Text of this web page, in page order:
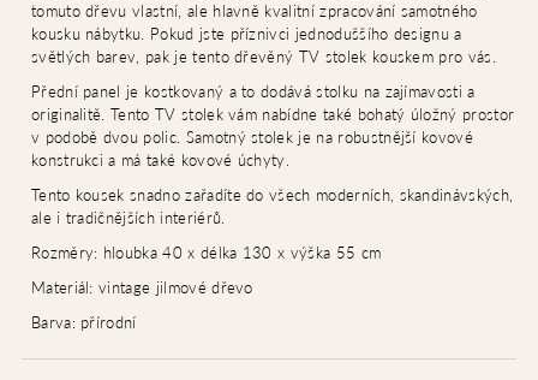
tomuto dřevu vlastní, ale hlavně kvalitní zpracování samotného
kousku nábytku. Pokud jste příznivci jednoduššího designu a
světlých barev, pak je tento dřevěný TV stolek kouskem pro vás.
Přední panel je kostkovaný a to dodává stolku na zajímavosti a
originalitě. Tento TV stolek vám nabídne také bohatý úložný prostor
v podobě dvou polic. Samotný stolek je na robustnější kovové
konstrukci a má také kovové úchyty.
Tento kousek snadno zařadíte do všech moderních, skandinávských,
ale i tradičnějších interiérů.
Rozměry: hloubka 40 x délka 130 x výška 55 cm
Materiál: vintage jilmové dřevo
Barva: přírodní